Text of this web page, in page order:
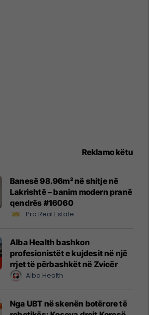
Reklamo këtu
Banesë 98.96m² në shitje në
Lakrishtë – banim modern pranë
qendrës #16060
Pro Real Estate
Alba Health bashkon
profesionistët e kujdesit në një
rrjet të përbashkët në Zvicër
Alba Health
Nga UBT në skenën botërore të